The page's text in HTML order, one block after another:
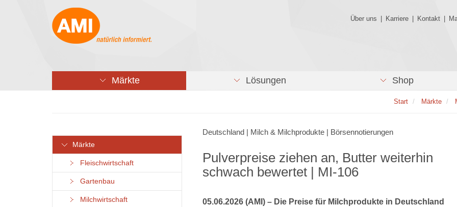
Über uns Karriere Kontakt
Märkte Lösungen Shop
Start Märkte
Märkte
Fleischwirtschaft
Gartenbau
Milchwirtschaft
Deutschland | Milch & Milchprodukte | Börsennotierungen
Pulverpreise ziehen an, Butter weiterhin
schwach bewertet | MI-106
05.06.2026 (AMI) – Die Preise für Milchprodukte in Deutschland